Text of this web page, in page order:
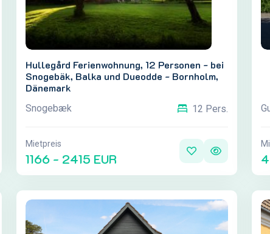
Hullegård Ferienwohnung, 12 Personen - bei
Snogebäk, Balka und Dueodde - Bornholm,
Dänemark
Snogebæk 12 Pers.
Mietpreis
1166 - 2415 EUR